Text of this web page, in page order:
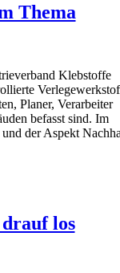
Thema
Kleb­stof­fe
Pla­ner, Ver­ar­bei­ter
befasst sind. Im
und der Aspekt
los